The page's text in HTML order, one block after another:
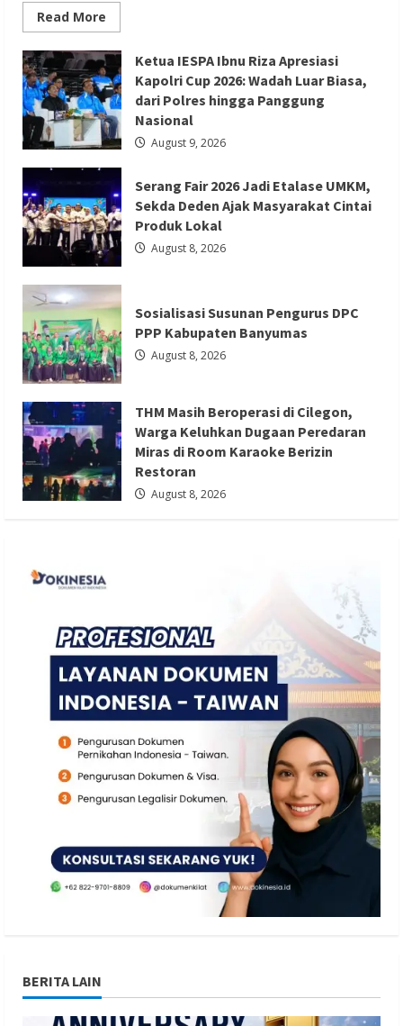
Berita Nasional Berita Terbaru
Sosialisasi Susunan Pengurus DPC PPP
Kabupaten Banyumas
Redaksi 01 August 8, 2026
Berita Hiburan
Berita Lifestyle dan Insurance
Berita Terbaru
THM Masih Beroperasi di Cilegon, Warga
Keluhkan Dugaan Peredaran Miras di
Room Karaoke Berizin Restoran
Redaksi 01 August 8, 2026
Read More
more
PT
Alhadi
Lampung
Berjaya
Rayakan
Anniversary
1
Tahun
Ketua IESPA Ibnu Riza Apresiasi
Kapolri Cup 2026: Wadah Luar Biasa,
dari Polres hingga Panggung
Nasional
August 9, 2026
Serang Fair 2026 Jadi Etalase UMKM,
Sekda Deden Ajak Masyarakat Cintai
Produk Lokal
August 8, 2026
Sosialisasi Susunan Pengurus DPC
PPP Kabupaten Banyumas
August 8, 2026
THM Masih Beroperasi di Cilegon,
Warga Keluhkan Dugaan Peredaran
Miras di Room Karaoke Berizin
Restoran
August 8, 2026
BERITA LAIN